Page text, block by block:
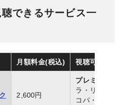
できるサービス一
月額料金(税込) 視聴可能なコ
2,600円
プレミアリー
ラ・リーガ
コパ・デル・